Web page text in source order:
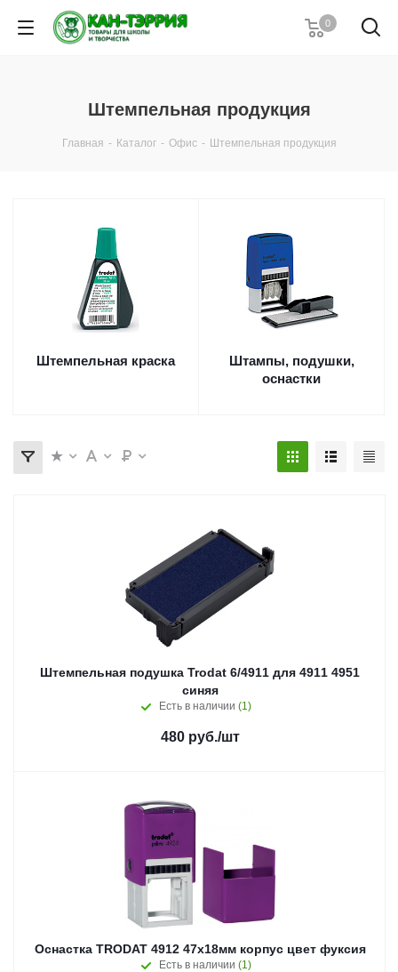
0
Штемпельная продукция
Главная - Каталог - Офис - Штемпельная продукция
Штемпельная краска
Штампы, подушки,
оснастки
Штемпельная подушка Trodat 6/4911 для 4911 4951
синяя
Есть в наличии (1)
480руб./шт
Оснастка TRODAT 4912 47х18мм корпус цвет фуксия
Есть в наличии (1)